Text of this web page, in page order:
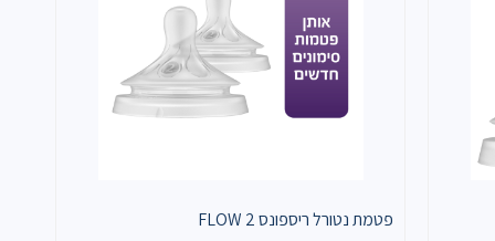
פטמת נטורל ריספונס FLOW 2